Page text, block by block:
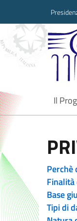
Il
Perchè
Base
Tipi di